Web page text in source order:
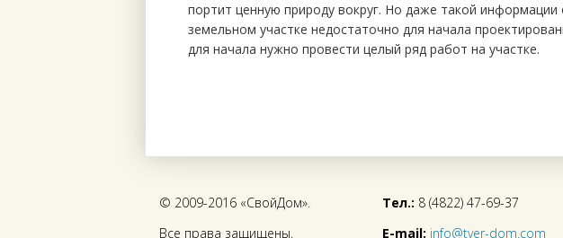
портит ценную природу вокруг. Но даже такой информации
земельном участке недостаточно для начала
для начала нужно провести целый ряд работ на участке.
© 2009-2016 «СвойДом».
Все права защищены.
Тел.: 8 (4822) 47-69-37
E-mail: info@tver-dom.com